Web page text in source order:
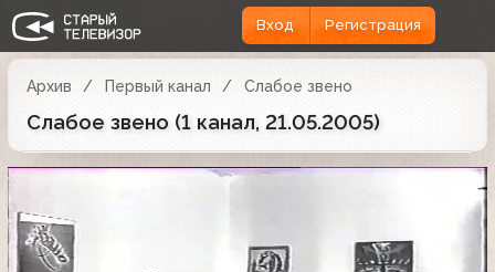
Вход Регистрация
Архив Первый канал Слабое звено
Слабое звено (1 канал, 21.05.2005)